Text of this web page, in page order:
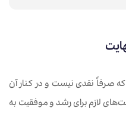
که صرفاً نقدی نیست و در کنار آن
لازم برای رشد و موفقیت به